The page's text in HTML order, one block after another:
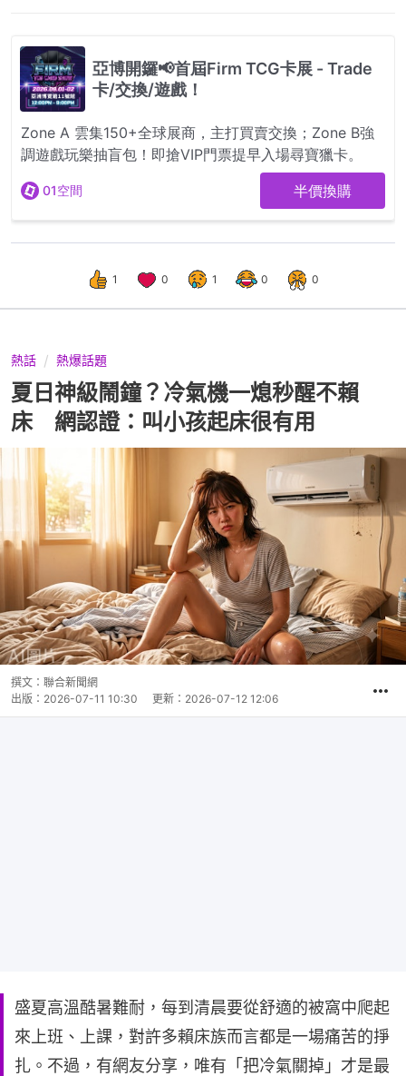
1 0 1 0 0
熱話 熱爆話題
夏日神級鬧鐘？冷氣機一熄秒醒不賴
床 網認證：叫小孩起床很有用
撰文： 聯合新聞網
出版： 2026-07-11 10:30 更新： 2026-07-12 12:06
盛夏高溫酷暑難耐，每到清晨要從舒適的被窩中爬起
來上班、上課，對許多賴床族而言都是一場痛苦的掙
扎。不過，有網友分享，唯有「把冷氣關掉」才是最